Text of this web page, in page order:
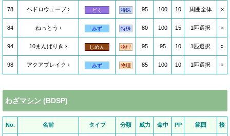
78 ヘドロウェーブ どく 特殊 95 100 10 周囲全体 ×
84 ねっとう みず 特殊 80 100 15 1匹選択 ×
94 10まんばりき じめん 物理 95 95 10 1匹選択 ○
98 アクアブレイク みず 物理 85 100 10 1匹選択 ○
わざマシン (BDSP)
No. 名前 タイプ 分類 威力 命中 PP 範囲 接